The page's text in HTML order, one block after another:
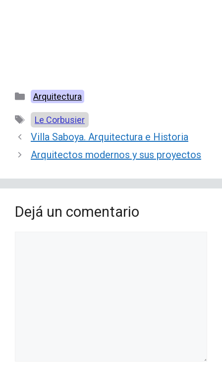
Categorías
Arquitectura
Etiquetas
Le Corbusier
Villa Saboya. Arquitectura e Historia
Arquitectos modernos y sus proyectos
Dejá un comentario